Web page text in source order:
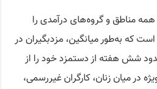
۳۰ کشور که همه مناطق و گروه‌های درآمدی را
که به‌طور میانگین، مزدبگیران در
سال‌های ۲۰۲۰-۲۰۲۱ حدود شش هفته از دستمزد خود را از
در میان زنان، کارگران غیررسمی،